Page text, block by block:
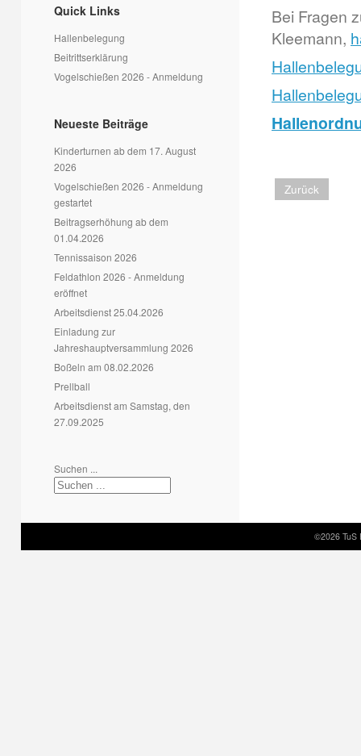
Quick Links
Hallenbelegung
Beitrittserklärung
Vogelschießen 2026 - Anmeldung
Neueste Beiträge
Kinderturnen ab dem 17. August
2026
Vogelschießen 2026 - Anmeldung
gestartet
Beitragserhöhung ab dem
01.04.2026
Tennissaison 2026
Feldathlon 2026 - Anmeldung
eröffnet
Arbeitsdienst 25.04.2026
Einladung zur
Jahreshauptversammlung 2026
Boßeln am 08.02.2026
Prellball
Arbeitsdienst am Samstag, den
27.09.2025
Suchen ...
Bei Fragen
Kleemann,
Zurück
©2026 TuS